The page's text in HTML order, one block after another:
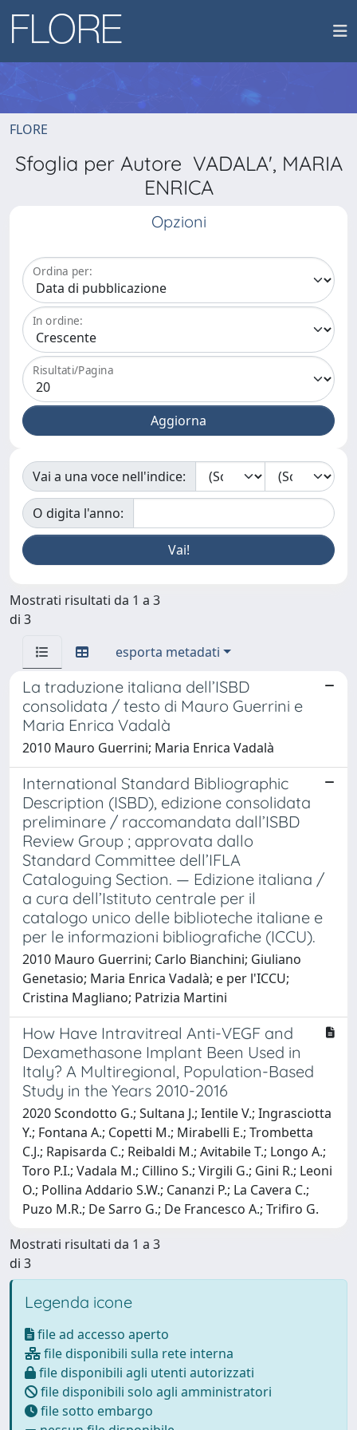
FLORE
Sfoglia per Autore VADALA', MARIA
ENRICA
Opzioni
Ordina per:
In ordine:
Risultati/Pagina
Vai a una voce nell'indice:
O digita l'anno:
Mostrati risultati da 1 a 3
di 3
esporta metadati
La traduzione italiana dell’ISBD
consolidata / testo di Mauro Guerrini e
Maria Enrica Vadalà
2010 Mauro Guerrini; Maria Enrica Vadalà
International Standard Bibliographic
Description (ISBD), edizione consolidata
preliminare / raccomandata dall’ISBD
Review Group ; approvata dallo
Standard Committee dell’IFLA
Cataloguing Section. — Edizione italiana /
a cura dell’Istituto centrale per il
catalogo unico delle biblioteche italiane e
per le informazioni bibliografiche (ICCU).
2010 Mauro Guerrini; Carlo Bianchini; Giuliano
Genetasio; Maria Enrica Vadalà; e per l'ICCU;
Cristina Magliano; Patrizia Martini
How Have Intravitreal Anti-VEGF and
Dexamethasone Implant Been Used in
Italy? A Multiregional, Population-Based
Study in the Years 2010-2016
2020 Scondotto G.; Sultana J.; Ientile V.; Ingrasciotta
Y.; Fontana A.; Copetti M.; Mirabelli E.; Trombetta
C.J.; Rapisarda C.; Reibaldi M.; Avitabile T.; Longo A.;
Toro P.I.; Vadala M.; Cillino S.; Virgili G.; Gini R.; Leoni
O.; Pollina Addario S.W.; Cananzi P.; La Cavera C.;
Puzo M.R.; De Sarro G.; De Francesco A.; Trifiro G.
Mostrati risultati da 1 a 3
di 3
Legenda icone
file ad accesso aperto
file disponibili sulla rete interna
file disponibili agli utenti autorizzati
file disponibili solo agli amministratori
file sotto embargo